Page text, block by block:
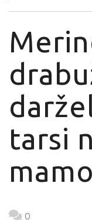
tarsi
0